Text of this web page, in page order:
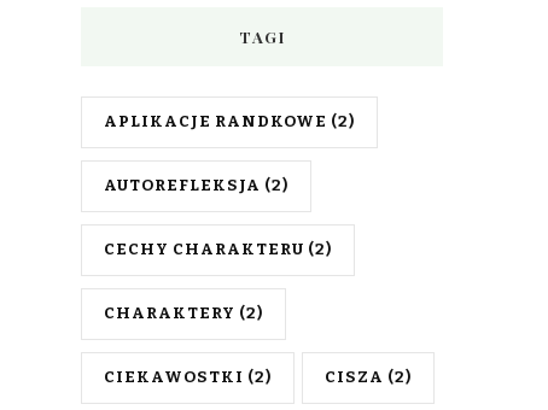
TAGI
APLIKACJE RANDKOWE (2)
AUTOREFLEKSJA (2)
CECHY CHARAKTERU (2)
CHARAKTERY (2)
CIEKAWOSTKI (2) CISZA (2)